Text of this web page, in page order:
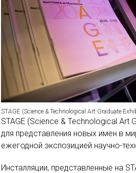
STAGE (Science & Technological Art Graduate
STAGE (Science & Technological Art
для представления новых имен в
ежегодной экспозицией научно-
Инсталляции, представленные на